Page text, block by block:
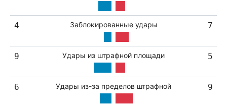
4 Заблокированные удары 7
9 Удары из штрафной площади 5
6 Удары из-за пределов штрафной 9